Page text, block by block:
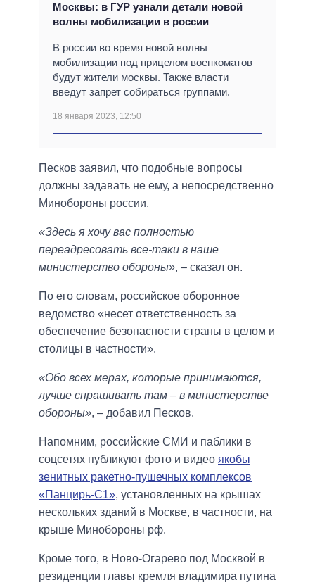
Москвы: в ГУР узнали детали новой
волны мобилизации в россии
В россии во время новой волны
мобилизации под прицелом военкоматов
будут жители москвы. Также власти
введут запрет собираться группами.
18 января 2023, 12:50
Песков заявил, что подобные вопросы
должны задавать не ему, а непосредственно
Минобороны россии.
«Здесь я хочу вас полностью
переадресовать все-таки в наше
министерство обороны», – сказал он.
По его словам, российское оборонное
ведомство «несет ответственность за
обеспечение безопасности страны в целом и
столицы в частности».
«Обо всех мерах, которые принимаются,
лучше спрашивать там – в министерстве
обороны», – добавил Песков.
Напомним, российские СМИ и паблики в
соцсетях публикуют фото и видео якобы
зенитных ракетно-пушечных комплексов
«Панцирь-С1», установленных на крышах
нескольких зданий в Москве, в частности, на
крыше Минобороны рф.
Кроме того, в Ново-Огарево под Москвой в
резиденции главы кремля владимира путина